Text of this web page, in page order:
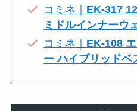
コミネ｜ EK-317
ミドルインナーウ
コミネ｜ EK-108
ー ハイブリッドベ